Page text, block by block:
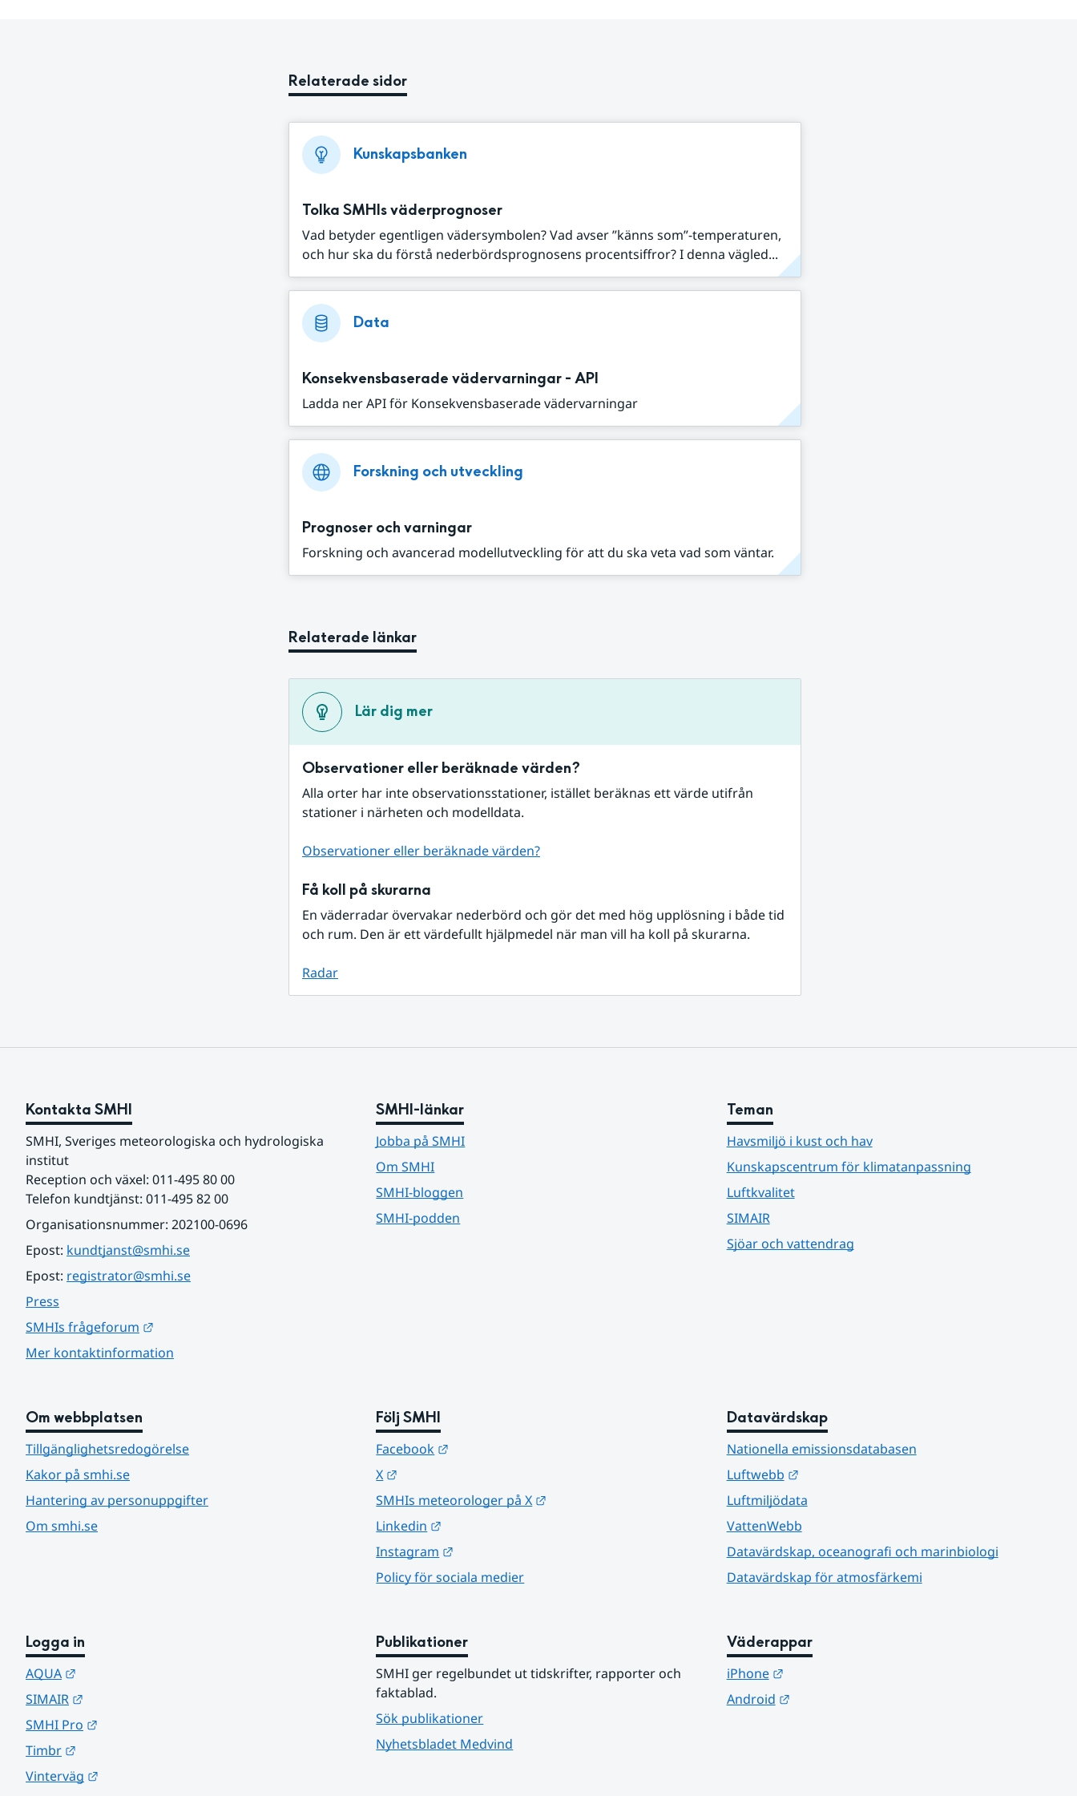
Relaterade sidor
Kunskapsbanken
Tolka SMHIs väderprognoser
Vad betyder egentligen vädersymbolen? Vad avser ”känns som”-temperaturen,
och hur ska du förstå nederbördsprognosens procentsiffror? I denna vägled...
Data
Konsekvensbaserade vädervarningar - API
Ladda ner API för Konsekvensbaserade vädervarningar
Forskning och utveckling
Prognoser och varningar
Forskning och avancerad modellutveckling för att du ska veta vad som väntar.
Relaterade länkar
Lär dig mer
Observationer eller beräknade värden?
Alla orter har inte observationsstationer, istället beräknas ett värde utifrån
stationer i närheten och modelldata.
Observationer eller beräknade värden?
Få koll på skurarna
En väderradar övervakar nederbörd och gör det med hög upplösning i både tid
och rum. Den är ett värdefullt hjälpmedel när man vill ha koll på skurarna.
Radar
Kontakta SMHI
SMHI, Sveriges meteorologiska och hydrologiska
institut
Reception och växel: 011-495 80 00
Telefon kundtjänst: 011-495 82 00
Organisationsnummer: 202100-0696
Epost: kundtjanst@smhi.se
Epost: registrator@smhi.se
Press
SMHIs frågeforum
Mer kontaktinformation
SMHI-länkar
Jobba på SMHI
Om SMHI
SMHI-bloggen
SMHI-podden
Teman
Havsmiljö i kust och hav
Kunskapscentrum för klimatanpassning
Luftkvalitet
SIMAIR
Sjöar och vattendrag
Om webbplatsen
Tillgänglighetsredogörelse
Kakor på smhi.se
Hantering av personuppgifter
Om smhi.se
Följ SMHI
Facebook
X
SMHIs meteorologer på X
Linkedin
Instagram
Policy för sociala medier
Datavärdskap
Nationella emissionsdatabasen
Luftwebb
Länk till annan webbplats.
Luftmiljödata
VattenWebb
Datavärdskap, oceanografi och marinbiologi
Datavärdskap för atmosfärkemi
Logga in
AQUA
SIMAIR
SMHI Pro
Timbr
Vinterväg
Publikationer
SMHI ger regelbundet ut tidskrifter, rapporter och
faktablad.
Sök publikationer
Nyhetsbladet Medvind
Väderappar
iPhone
Länk till annan webbplats.
Android
Länk till annan webbplats.